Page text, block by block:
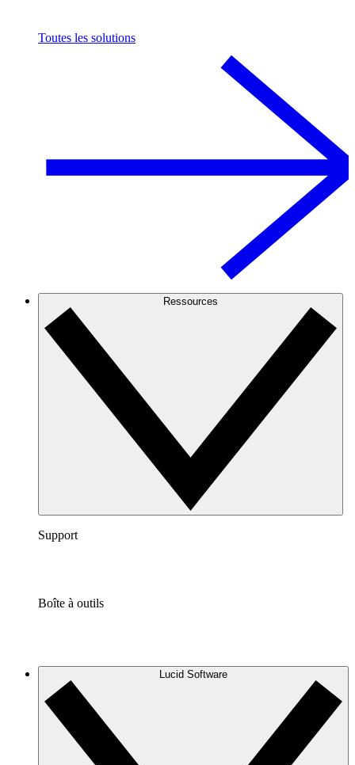
Toutes les solutions
Ressources
Support
Boîte à outils
Lucid Software